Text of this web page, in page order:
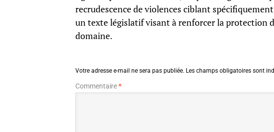
recrudescence de violences ciblant
un texte législatif visant à renforcer la protection
domaine.
Votre adresse e-mail ne sera pas publiée. Les champs obligatoires sont
Commentaire*